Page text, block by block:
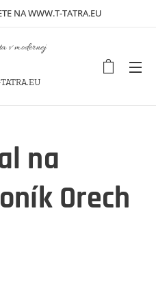
NA WWW.T-TATRA.EU
v modernej
na
Orech